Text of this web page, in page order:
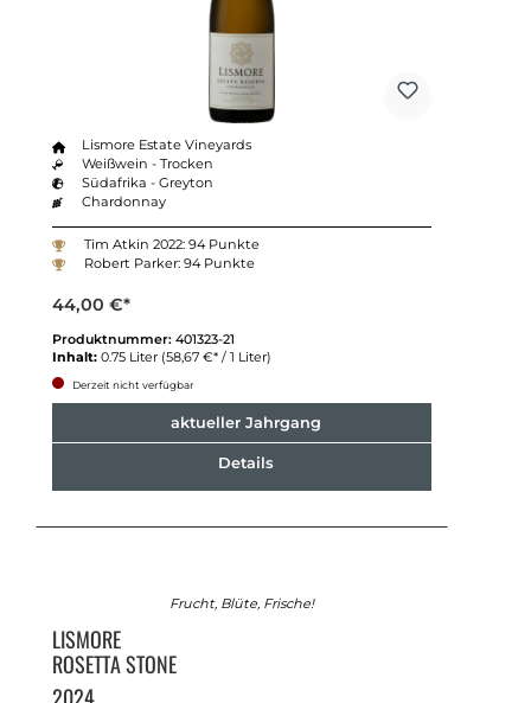
Lismore Estate Vineyards
Weißwein - Trocken
Südafrika - Greyton
Chardonnay
Tim Atkin 2022: 94 Punkte
Robert Parker: 94 Punkte
44,00 €*
Produktnummer: 401323-21
Inhalt: 0.75 Liter (58,67 €* / 1 Liter)
Derzeit nicht verfügbar
aktueller Jahrgang
Details
Frucht, Blüte, Frische!
LISMORE
ROSETTA STONE
2024